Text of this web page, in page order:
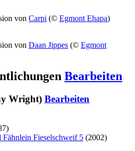
von Carpi (© Egmont Ehapa)
von Daan Jippes (© Egmont
Bearbeiten
Wright) Bearbeiten
Fieselschweif 5 (2002)